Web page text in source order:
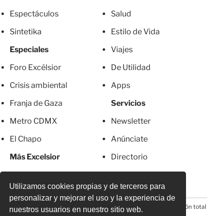
Utilizamos cookies propias y de terceros para
personalizar y mejorar el uso y la experiencia de
nuestros usuarios en nuestro sitio web.
Espectáculos
Sintetika
Especiales
Foro Excélsior
Crisis ambiental
Franja de Gaza
Metro CDMX
El Chapo
Más Excelsior
Salud
Estilo de Vida
Viajes
De Utilidad
Apps
Servicios
Newsletter
Anúnciate
Directorio
© 2026 Todos los derechos reservados. Prohibida la reproducción total
o parcial, incluyendo cualquier medio electrónico*